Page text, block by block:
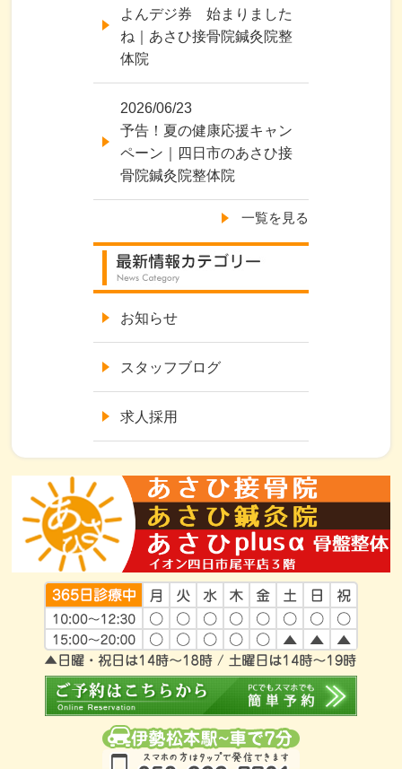
よんデジ券 始まりました
ね｜あさひ接骨院鍼灸院整
体院
2026/06/23
予告！夏の健康応援キャン
ペーン｜四日市のあさひ接
骨院鍼灸院整体院
一覧を見る
お知らせ
スタッフブログ
求人採用